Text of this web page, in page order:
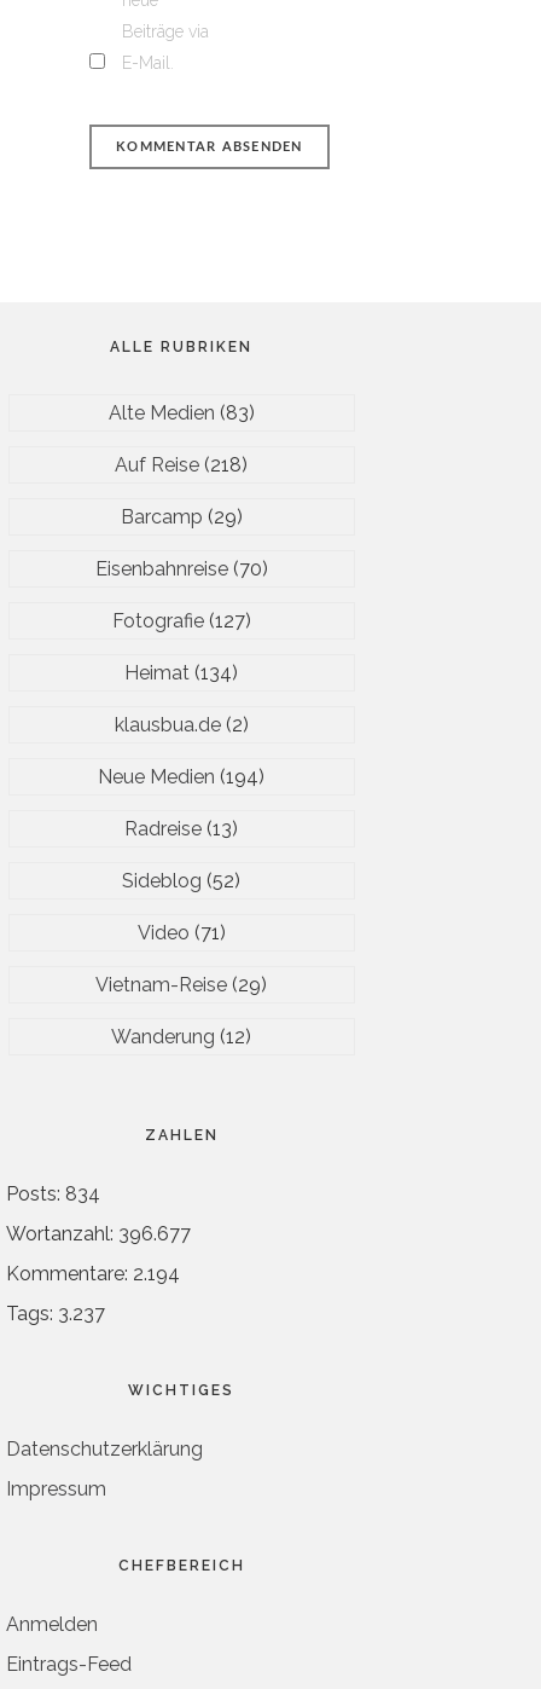
Beiträge via
E-Mail.
ALLE RUBRIKEN
Alte Medien (83)
Auf Reise (218)
Barcamp (29)
Eisenbahnreise(70)
Fotografie(127)
Heimat (134)
klausbua.de(2)
Neue Medien (194)
Radreise (13)
Sideblog (52)
Video (71)
Vietnam-Reise (29)
Wanderung (12)
ZAHLEN
Posts: 834
Wortanzahl: 396.677
Kommentare: 2.194
Tags: 3.237
WICHTIGES
Datenschutzerklärung
Impressum
CHEFBEREICH
Anmelden
Eintrags-Feed